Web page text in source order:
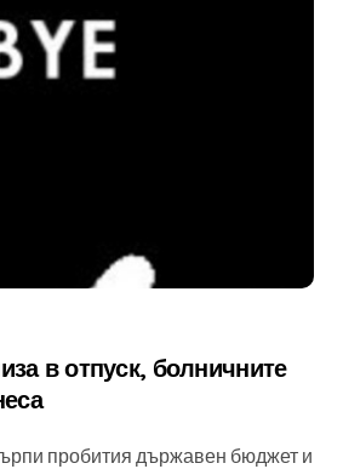
в отпуск, болничните